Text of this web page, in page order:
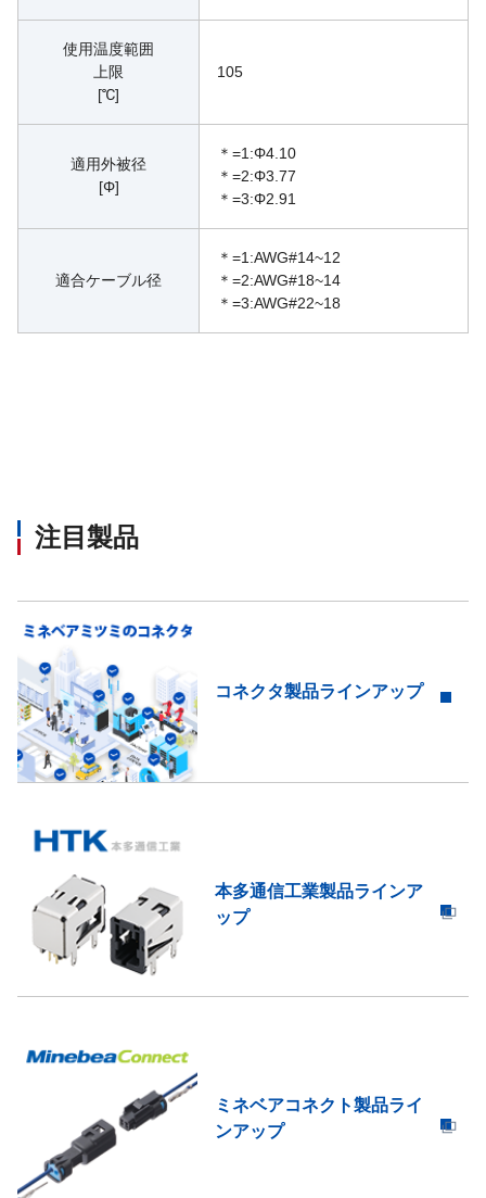
使用温度範囲
上限
[℃]
105
適用外被径
[Φ]
＊=1:Φ4.10
＊=2:Φ3.77
＊=3:Φ2.91
適合ケーブル径
＊=1:AWG#14~12
＊=2:AWG#18~14
＊=3:AWG#22~18
注目製品
コネクタ製品ラインアップ
本多通信工業製品ラインア
ップ
ミネベアコネクト製品ライ
ンアップ